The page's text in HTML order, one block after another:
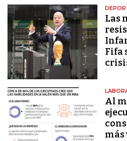
Las
Fifa
Al
más